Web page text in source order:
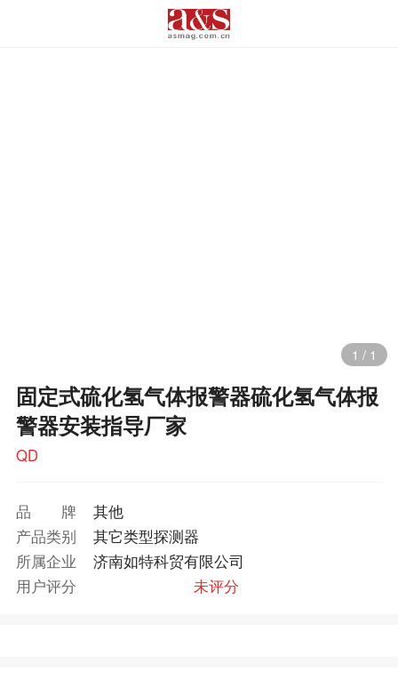
1 / 1
固定式硫化氢气体报警器硫化氢气体报
警器安装指导厂家
QD
品牌
其他
产品类别
其它类型探测器
所属企业
济南如特科贸有限公司
用户评分
未评分